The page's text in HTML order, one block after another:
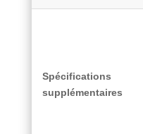
Spécifications
supplémentaires